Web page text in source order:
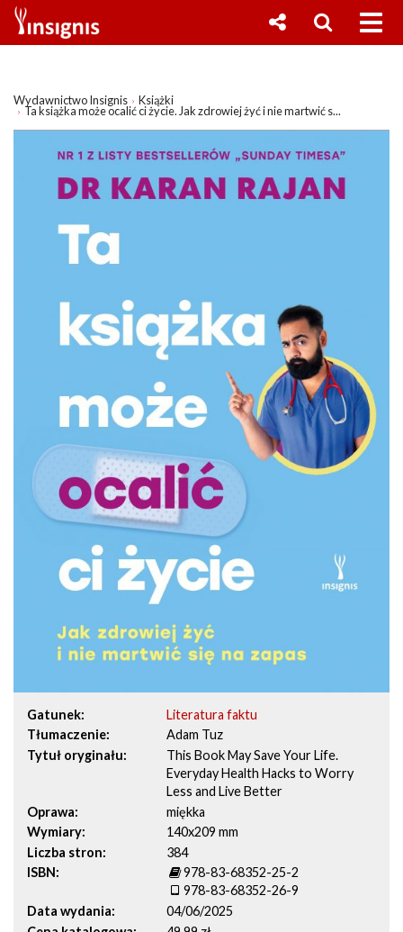
Wydawnictwo Insignis Książki
Ta książka może ocalić ci życie. Jak zdrowiej żyć i nie martwić s...
Gatunek
Literatura faktu
Tłumaczenie
Adam Tuz
Tytuł oryginału
This Book May Save Your Life.
Everyday Health Hacks to Worry
Less and Live Better
Oprawa
miękka
Wymiary
140x209 mm
Liczba stron
384
ISBN
978-83-68352-25-2
978-83-68352-26-9
Data wydania
04/06/2025